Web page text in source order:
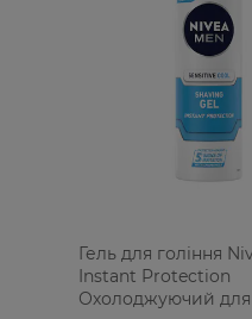
Гель для гоління
Instant Protection
Охолоджуючий для